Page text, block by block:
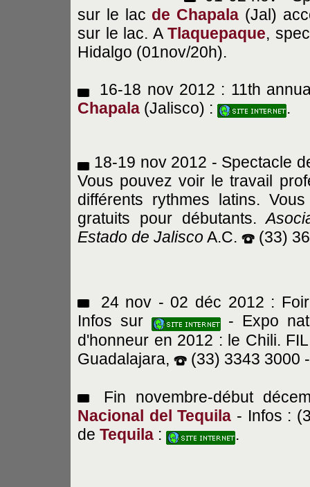
sur le lac de Chapala (Jal)
sur le lac. ATlaquepaque,
Hidalgo (01nov/20h).
16-18 nov 2012 : 11th
Chapala (Jalisco) : .
18-19 nov 2012 - Spectacle
Vous pouvez voir le travail
différents rythmes latins.
gratuits pour débutants.
Estado de Jalisco A.C. (33)
24 nov - 02 déc 2012 :
Infos sur
- Expo
d'honneur en 2012 : le Chili.
Guadalajara,
(33) 3343 3000
Fin novembre-début
Nacional del Tequila - Infos :
de Tequila : .